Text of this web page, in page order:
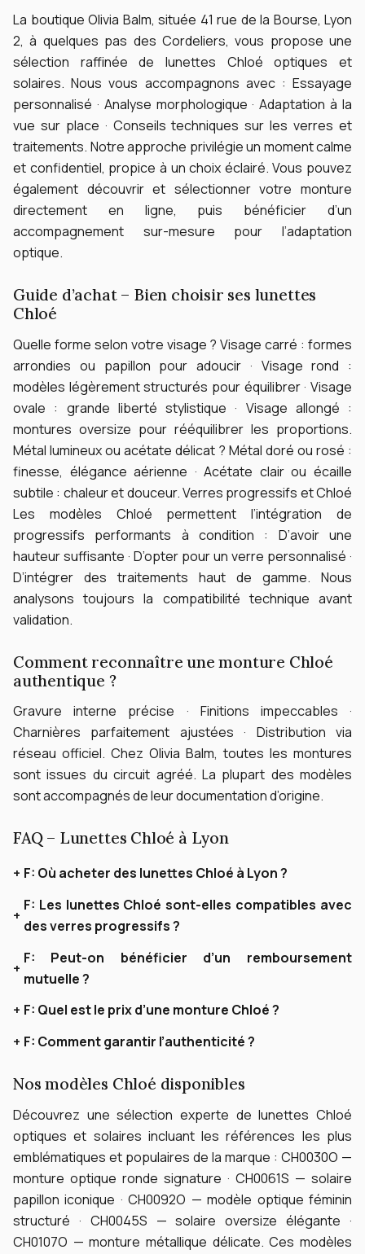
La boutique Olivia Balm, située 41 rue de la Bourse, Lyon
2, à quelques pas des Cordeliers, vous propose une
sélection raffinée de lunettes Chloé optiques et
solaires. Nous vous accompagnons avec : Essayage
personnalisé · Analyse morphologique · Adaptation à la
vue sur place · Conseils techniques sur les verres et
traitements. Notre approche privilégie un moment calme
et confidentiel, propice à un choix éclairé. Vous pouvez
également découvrir et sélectionner votre monture
directement en ligne, puis bénéficier d’un
accompagnement sur-mesure pour l’adaptation
optique.
Guide d’achat – Bien choisir ses lunettes
Chloé
Quelle forme selon votre visage ? Visage carré : formes
arrondies ou papillon pour adoucir · Visage rond :
modèles légèrement structurés pour équilibrer · Visage
ovale : grande liberté stylistique · Visage allongé :
montures oversize pour rééquilibrer les proportions.
Métal lumineux ou acétate délicat ? Métal doré ou rosé :
finesse, élégance aérienne · Acétate clair ou écaille
subtile : chaleur et douceur.Verres progressifs et Chloé
Les modèles Chloé permettent l’intégration de
progressifs performants à condition :
D’avoir une
hauteur suffisante · D’opter pour un verre personnalisé ·
D’intégrer des traitements haut de gamme.
Nous
analysons toujours la compatibilité technique avant
validation.
Comment reconnaître une monture Chloé
authentique ?
Gravure interne précise · Finitions impeccables ·
Charnières parfaitement ajustées · Distribution via
réseau officiel. Chez Olivia Balm, toutes les montures
sont issues du circuit agréé. La plupart des modèles
sont accompagnés de leur documentation d’origine.
FAQ – Lunettes Chloé à Lyon
F: Où acheter des lunettes Chloé à Lyon ?
F: Les lunettes Chloé sont-elles compatibles avec
des verres progressifs ?
F:
Peut-on bénéficier d’un remboursement
mutuelle ?
F: Quel est le prix d’une monture Chloé ?
F: Comment garantir l’authenticité ?
Nos modèles Chloé disponibles
Découvrez une sélection experte de lunettes Chloé
optiques et solaires incluant les références les plus
emblématiques et populaires de la marque : CH0030O —
monture optique ronde signature · CH0061S — solaire
papillon iconique · CH0092O — modèle optique féminin
structuré · CH0045S — solaire oversize élégante ·
CH0107O — monture métallique délicate. Ces modèles